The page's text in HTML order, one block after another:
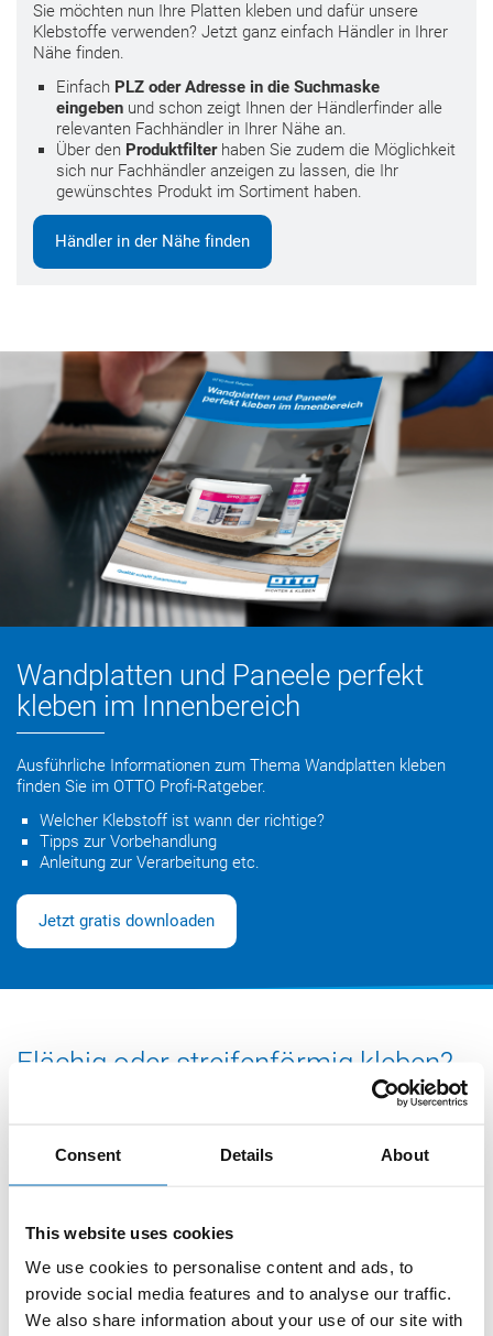
Consent Details About
This website uses cookies
We use cookies to personalise content and ads, to
provide social media features and to analyse our traffic.
We also share information about your use of our site with
Sie möchten nun Ihre Platten kleben und dafür unsere
Klebstoffe verwenden? Jetzt ganz einfach Händler in Ihrer
Nähe finden.
Einfach PLZ oder Adresse in die Suchmaske
eingeben und schon zeigt Ihnen der Händlerfinder alle
relevanten Fachhändler in Ihrer Nähe an.
Über den Produktfilterhaben Sie zudem die Möglichkeit
sich nur Fachhändler anzeigen zu lassen, die Ihr
gewünschtes Produkt im Sortiment haben.
Händler in der Nähe finden
Wandplatten und Paneele perfekt
kleben im Innenbereich
Ausführliche Informationen zum Thema Wandplatten kleben
finden Sie im OTTO Profi-Ratgeber.
Welcher Klebstoff ist wann der richtige?
Tipps zur Vorbehandlung
Anleitung zur Verarbeitung etc.
Jetzt gratis downloaden
Flächig oder streifenförmig kleben?
Wandplatten. Welche Variante Sie wählen, hängt oft vom
Material, derAnwendung
Flächige Klebung mit OTTOCOLL®M